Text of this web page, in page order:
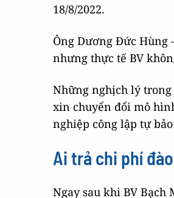
18/8/2022.
Ông Dương Đức Hùng
nhưng thực tế BV
Những nghịch lý trong
xin chuyển đổi mô
nghiệp công lập tự
Ai trả chi phí
Ngay sau khi BV